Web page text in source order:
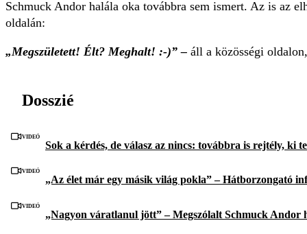
Schmuck Andor halála oka továbbra sem ismert. Az is az
oldalán:
„Megszületett! Élt? Meghalt! :-)” – áll a közösségi
Dosszié
Sok a kérdés, de válasz az nincs: továbbra is rejtély, ki
Videó
„Az élet már egy másik világ pokla” – Hátborzongató
Videó
„Nagyon váratlanul jött” – Megszólalt Schmuck
Videó